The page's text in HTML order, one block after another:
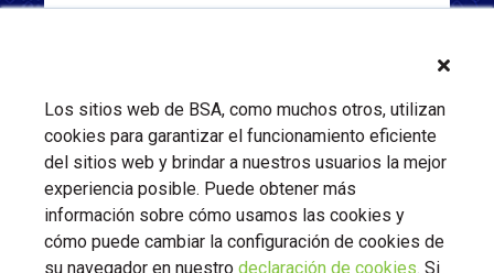
Los sitios web de BSA, como muchos otros, utilizan
cookies para garantizar el funcionamiento eficiente
del sitios web y brindar a nuestros usuarios la mejor
experiencia posible. Puede obtener más
información sobre cómo usamos las cookies y
cómo puede cambiar la configuración de cookies de
su navegador en nuestro declaración de cookies. Si